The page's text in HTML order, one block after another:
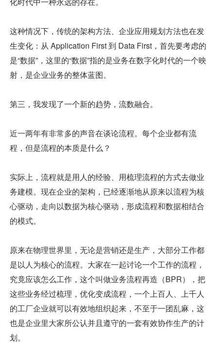
这种情况下，传统的架构方法、企业应用规划方法也在发
生变化：从 Application First 到 Data First，首先要考虑的
是“数据”，这里的“数据”指的是业务在数字化时代的一个映
射，是企业业务的整体蓝图。
第三，我发现了一个新的趋势，流数融合。
近一两年有非常多的声音在谈论流程。每个企业都有流
程，但是流程的本质是什么？
实际上，流程就是用人的经验、用梳理流程的方式去做业
务建模。现在企业的架构，已经逐渐地从原来以流程为核
心驱动，走向以数据为核心驱动，形成流程和数据相结合
的模式。
原来在物理世界里，无论是营销还是生产，大部分工作都
是以人为核心的流程。大家在一起讨论一个工作的流程，
究竟应该怎么工作，这个叫做业务流程再造（BPR），把
这些业务经过梳理，优化变成流程，一个上百人、上千人
的工厂企业就可以有效地组织起来，不至于一团乱麻，这
也是企业里大家所公认并且遵守的一套有效协作生产的计
划。